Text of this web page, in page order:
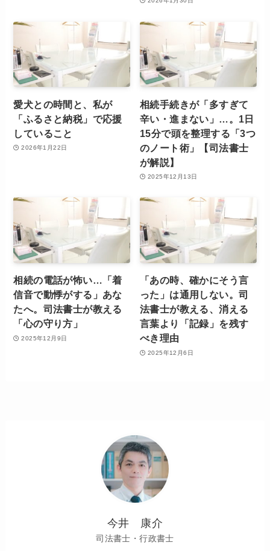
愛犬との時間と、私が
「ふるさと納税」で応援
していること
2026年1月22日
相続手続きが「多すぎて
辛い・進まない」…。1日
15分で頭を整理する「3つ
のノート術」【司法書士
が解説】
2025年12月13日
相続の電話が怖い…「着
信音で動悸がする」あな
たへ。司法書士が教える
「心の守り方」
2025年12月9日
「あの時、確かにそう言
った」は通用しない。司
法書士が教える、消える
言葉より「記録」を残す
べき理由
2025年12月6日
今井 康介
司法書士・行政書士